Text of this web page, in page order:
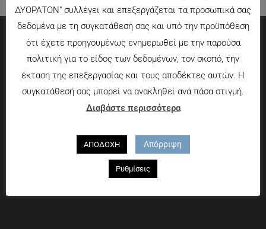
Πληροφορίες
Τρόποι πληρωμής
Τρόποι αποστολής
Πολιτική επιστροφών
Που θα μας βρείτε
Χαροκόπου 13-15, Αθήνα 176 72
ΔΥΟΡΑΤΟΝ" συλλέγει και επεξεργάζεται τα προσωπικά σας
δεδομένα με τη συγκατάθεσή σας και υπό την προϋπόθεση
ότι έχετε προηγουμένως ενημερωθεί με την παρούσα
πολιτική για το είδος των δεδομένων, τον σκοπό, την
έκταση της επεξεργασίας και τους αποδέκτες αυτών. Η
συγκατάθεσή σας μπορεί να ανακληθεί ανά πάσα στιγμή.
Διαβάστε περισσότερα
ΑΠΟΔΟΧΗ Απόρριψη
Ρυθμίσεις